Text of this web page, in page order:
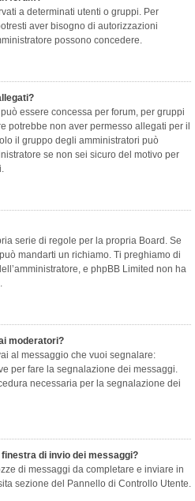
a determinati utenti o gruppi. Per
aver bisogno di autorizzazioni
possono concedere.
essere concessa per forum, per gruppi
potrebbe non aver permesso allegati per il
il gruppo degli amministratori può
se non sei sicuro del motivo per
serie di regole per la propria Board. Se
mandarti un richiamo. Ti preghiamo di
e phpBB Limited non ha
moderatori?
al messaggio che vuoi segnalare:
per fare la segnalazione dei messaggi.
necessaria per la segnalazione dei
finestra di invio dei messaggi?
di messaggi da completare e inviare in
sezione del Pannello di Controllo Utente.